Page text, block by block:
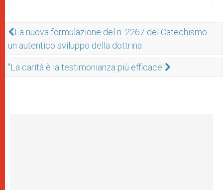
La nuova formulazione del n. 2267 del Catechismo
un autentico sviluppo della dottrina
"La carità è la testimonianza più efficace"